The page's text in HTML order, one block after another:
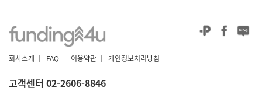
회사소개 | FAQ | 이용약관 | 개인정보처리방침
고객센터 02-2606-8846